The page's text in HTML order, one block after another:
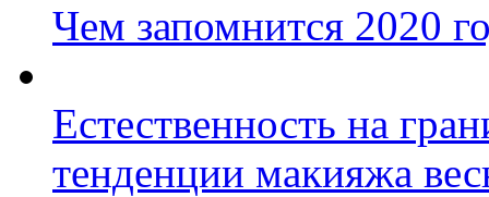
Чем запомнится 2020
Естественность на
тенденции макияжа